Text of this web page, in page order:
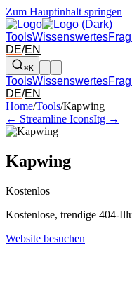
Zum Hauptinhalt springen
ToolsWissenswertes
DE/EN
⌘K
ToolsWissenswertes
DE/EN
Pfeil links und rechts: zum
Home/Tools/Kapwing
← Streamline IconsItg →
Kapwing
Kostenlos
Kostenlose, trendige 404-
Website besuchen